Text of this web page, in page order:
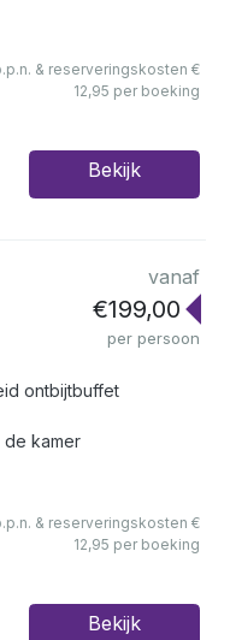
& reserveringskosten €
12,95 per boeking
Bekijk
vanaf
€199,00
per persoon
ontbijtbuffet
de kamer
& reserveringskosten €
12,95 per boeking
Bekijk